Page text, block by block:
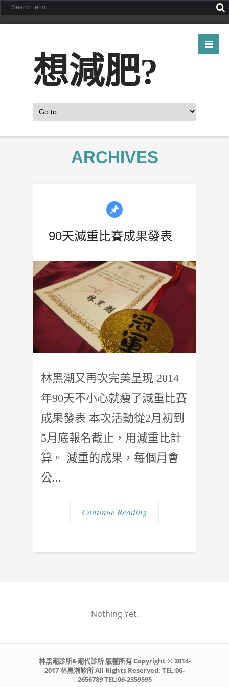
想減肥?
ARCHIVES
90天減重比賽成果發表
林黑潮又再次完美呈現 2014
年90天不小心就瘦了減重比賽
成果發表 本次活動從2月初到
5月底報名截止，用減重比計
算。 減重的成果，每個月會
公...
Continue Reading
Nothing Yet.
林黑潮診所&潮代診所 版權所有 Copyright © 2014-
2017 林黑潮診所 All Rights Reserved. TEL:06-
2656789 TEL:06-2359595